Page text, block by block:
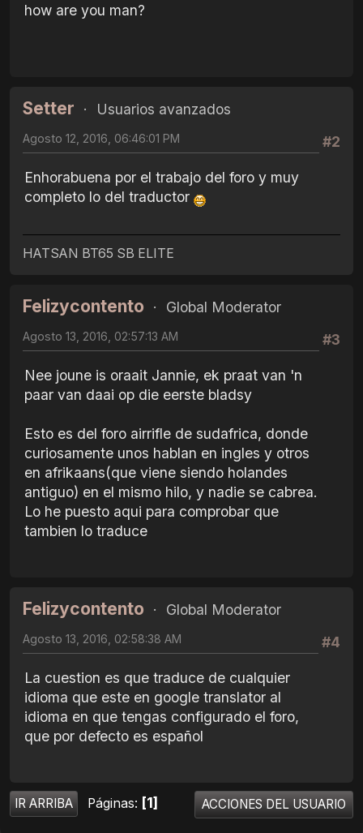
how are you man?
Setter
Usuarios avanzados
#2
Agosto 12, 2016, 06:46:01 PM
Enhorabuena por el trabajo del foro y muy
completo lo del traductor
HATSAN BT65 SB ELITE
Felizycontento
Global Moderator
#3
Agosto 13, 2016, 02:57:13 AM
Nee joune is oraait Jannie, ek praat van 'n
paar van daai op die eerste bladsy
Esto es del foro airrifle de sudafrica, donde
curiosamente unos hablan en ingles y otros
en afrikaans(que viene siendo holandes
antiguo) en el mismo hilo, y nadie se cabrea.
Lo he puesto aqui para comprobar que
tambien lo traduce
Felizycontento
Global Moderator
#4
Agosto 13, 2016, 02:58:38 AM
La cuestion es que traduce de cualquier
idioma que este en google translator al
idioma en que tengas configurado el foro,
que por defecto es español
IR ARRIBA Páginas 1 ACCIONES DEL USUARIO